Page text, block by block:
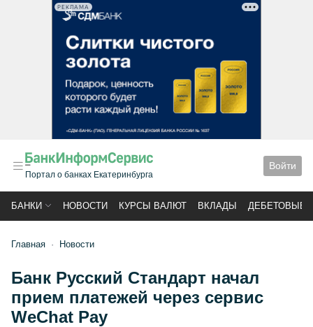
РЕКЛАМА
Портал о банках Екатеринбурга
Войти
БАНКИ НОВОСТИ КУРСЫ ВАЛЮТ ВКЛАДЫ ДЕБЕТОВЫЕ
Главная Новости
Банк Русский Стандарт начал
прием платежей через сервис
WeСhat Pay